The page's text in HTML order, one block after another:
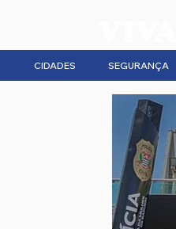
CIDADES SEGURANÇA